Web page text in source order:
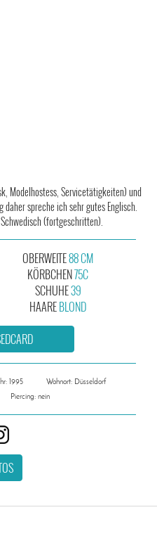
Modelhostess, Servicetätigkeiten) und
spreche ich sehr gutes Englisch.
(fortgeschritten).
OBERWEITE88 CM
KÖRBCHEN75C
SCHUHE39
HAAREBLOND
1995
Wohnort: Düsseldorf
Piercing: nein